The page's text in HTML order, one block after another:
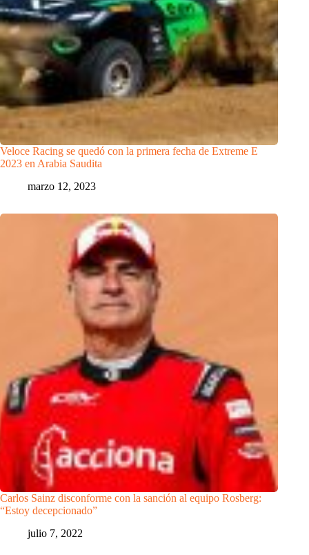
Veloce Racing se quedó con la primera fecha de Extreme E
2023 en Arabia Saudita
marzo 12, 2023
Carlos Sainz disconforme con la sanción al equipo Rosberg:
“Estoy decepcionado”
julio 7, 2022